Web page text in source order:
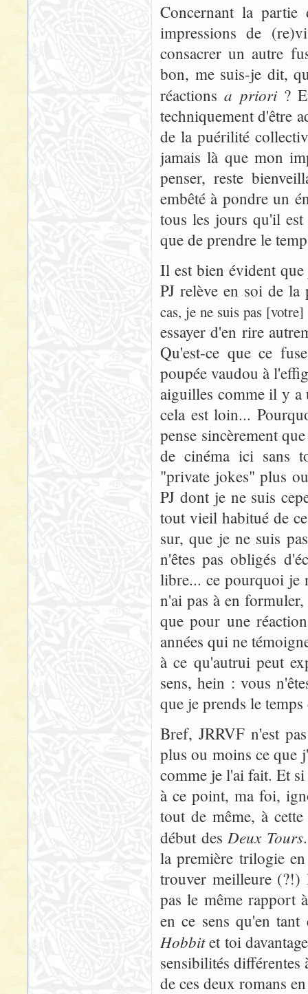
Concernant la partie
impressions de
consacrer un autre
bon, me suis-je dit,
réactionsa priori?
techniquement d'être
de la puérilité
jamais là que mon
penser, reste
embêté à pondre un
tous les jours qu'il
que de prendre le
Il est bien évident
PJ relève en soi de
cas, je ne suis pas
essayer d'en rire
Qu'est-ce que ce
poupée vaudou à
aiguilles comme il y a
cela est loin...
pense sincèrement
de cinéma ici sans
"private jokes" plus
PJ dont je ne suis
tout vieil habitué de
sur, que je ne suis
n'êtes pas obligés
libre... ce pourquoi je
n'ai pas à en
que pour une
années qui ne
à ce qu'autrui peut
sens, hein : vous
que je prends le
Bref, JRRVF n'est
plus ou moins ce que
comme je l'ai fait. Et
à ce point, ma foi,
tout de même, à
début des Deux Tours
la première trilogie
trouver meilleure (?!)
pas le même rapport
en ce sens qu'en
Hobbitet toi
sensibilités différentes
de ces deux romans